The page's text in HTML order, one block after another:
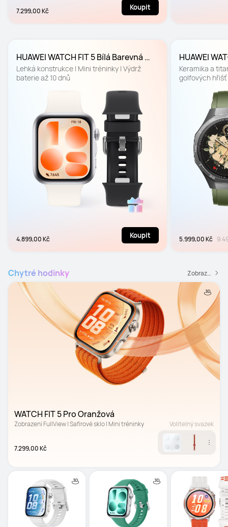
7.299,00 Kč Koupit
HUAWEI WATCH FIT 5 Bílá Barevná
edice
Lehká konstrukce | Mini tréninky | Výdrž
baterie až 10 dnů
4.899,00 Kč Koupit
HUAWEI
mm
Keramika a
golfových hřišť
5.999,00 Kč
Chytré hodinky Zobrazit všechny chytré hodinky
WATCH FIT 5 Pro Oranžová
Zobrazení FullView | Safírové sklo | Mini tréninky
7.299,00 Kč
Volitelný svazek